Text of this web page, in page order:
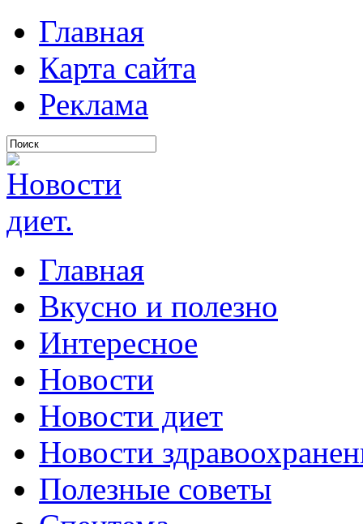
Главная
Карта сайта
Реклама
Главная
Вкусно и полезно
Интересное
Новости
Новости диет
Новости
Полезные советы